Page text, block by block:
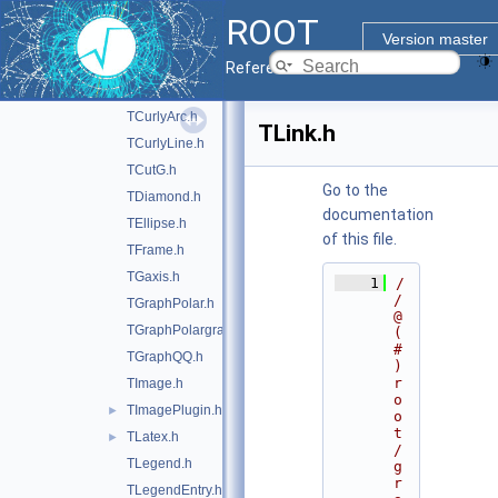
ROOT
Version master
Reference Guide
► TAttImage.h
TBox.h
TCandle.h
TCrown.h
TCurlyArc.h
TCurlyLine.h
TCutG.h
TDiamond.h
TEllipse.h
TFrame.h
TGaxis.h
TGraphPolar.h
TGraphPolargram.h
TGraphQQ.h
TImage.h
► TImagePlugin.h
►
TLatex.h
TLegend.h
TLegendEntry.h
TLink.h
Go to the
documentation
of this file.
    1
/
/
@
(
#
)
r
o
o
t
/
g
r